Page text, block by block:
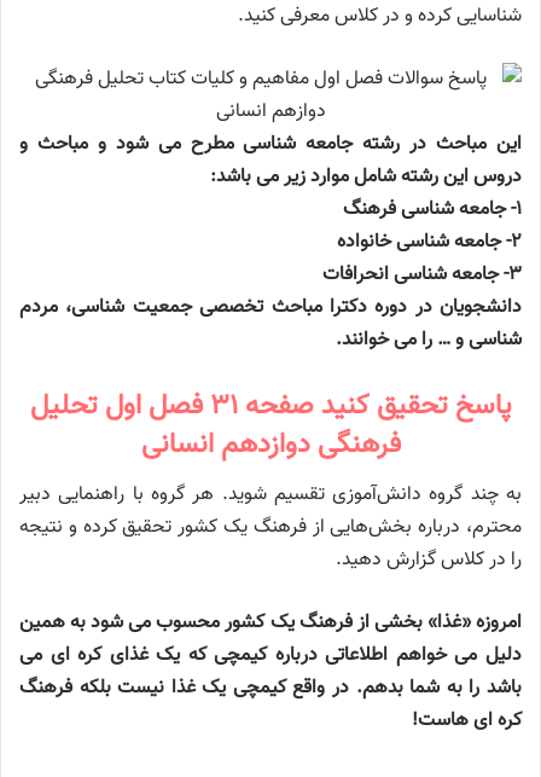
شناسایی کرده و در کلاس معرفی کنید.
این مباحث در رشته جامعه شناسی مطرح می شود و مباحث و
دروس این رشته شامل موارد زیر می باشد:
۱- جامعه شناسی فرهنگ
۲- جامعه شناسی خانواده
۳- جامعه شناسی انحرافات
دانشجویان در دوره دکترا مباحث تخصصی جمعیت شناسی، مردم
شناسی و … را می خوانند.
پاسخ تحقیق کنید صفحه ۳۱ فصل اول تحلیل
فرهنگی دوازدهم انسانی
به چند گروه دانش‌آموزی تقسیم شوید. هر گروه با راهنمایی دبیر
محترم، درباره‌ بخش‌هایی از فرهنگ یک کشور تحقیق کرده و نتیجه
را در کلاس گزارش دهید.
امروزه «غذا» بخشی از فرهنگ یک کشور محسوب می شود به همین
دلیل می خواهم اطلاعاتی درباره کیمچی که یک غذای کره ای می
باشد را به شما بدهم. در واقع کیمچی یک غذا نیست بلکه فرهنگ
کره ای هاست!